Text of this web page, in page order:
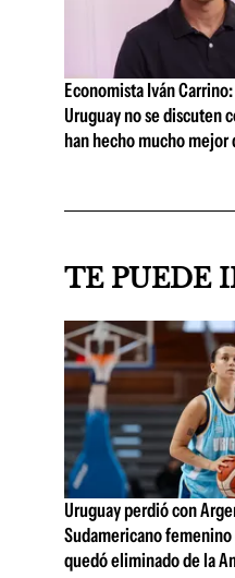
Economista Iván
Uruguay no se discuten
han hecho mucho mejor
TE PUEDE
Uruguay perdió con
Sudamericano
quedó eliminado de la